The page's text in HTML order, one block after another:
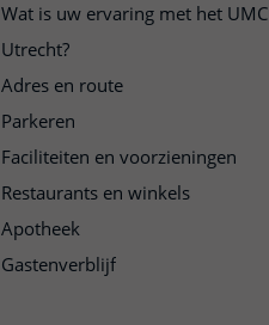
Wat is uw ervaring met het UMC
Utrecht?
Adres en route
Parkeren
Faciliteiten en voorzieningen
Restaurants en winkels
Apotheek
Gastenverblijf